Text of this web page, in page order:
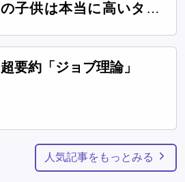
の子供は本当に高いタワ
超要約「ジョブ理論」
人気記事をもっとみる